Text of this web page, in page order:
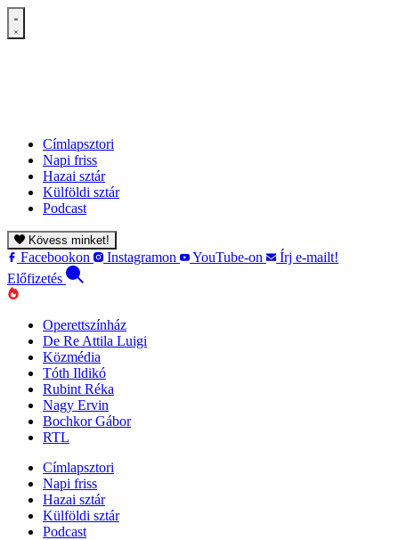
Címlapsztori
Napi friss
Hazai sztár
Külföldi sztár
Podcast
Kövess minket!
Facebookon Instagramon YouTube-on
Írj e-mailt!
Előfizetés
Operettszínház
De Re Attila Luigi
Közmédia
Tóth Ildikó
Rubint Réka
Nagy Ervin
Bochkor Gábor
RTL
Címlapsztori
Napi friss
Hazai sztár
Külföldi sztár
Podcast